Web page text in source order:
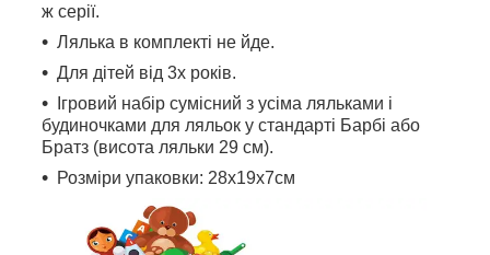
ж серії.
Лялька в комплекті не йде.
Для дітей від 3х років.
Ігровий набір сумісний з усіма ляльками і
будиночками для ляльок у стандарті Барбі або
Братз (висота ляльки 29 см).
Розміри упаковки: 28х19х7см